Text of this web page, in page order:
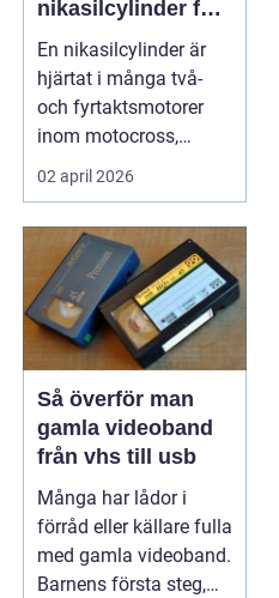
nikasilcylinder för
motorcykel och
snöskoter
En nikasilcylinder är
hjärtat i många två-
och fyrtaktsmotorer
inom motocross,
enduro och
snöskoter....
02 april 2026
Så överför man
gamla videoband
från vhs till usb
Många har lådor i
förråd eller källare fulla
med gamla videoband.
Barnens första steg,